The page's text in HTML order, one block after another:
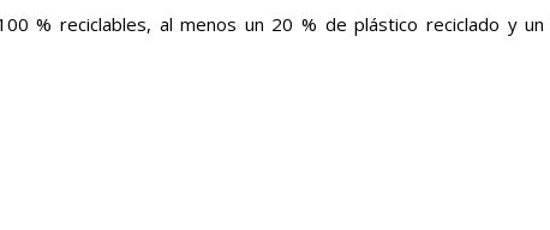
% reciclables, al menos un 20 % de plástico reciclado y